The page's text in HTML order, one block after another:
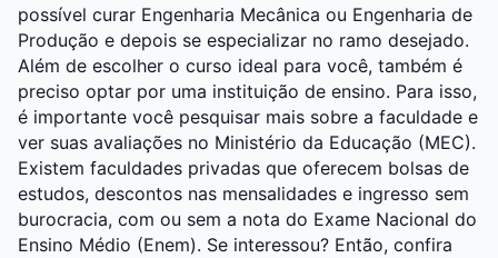
possível curar Engenharia Mecânica ou Engenharia de
Produção e depois se especializar no ramo desejado.
Além de escolher o curso ideal para você, também é
preciso optar por uma instituição de ensino. Para isso,
é importante você pesquisar mais sobre a faculdade e
ver suas avaliações no Ministério da Educação (MEC).
Existem faculdades privadas que oferecem bolsas de
estudos, descontos nas mensalidades e ingresso sem
burocracia, com ou sem a nota do Exame Nacional do
Ensino Médio (Enem). Se interessou? Então, confira